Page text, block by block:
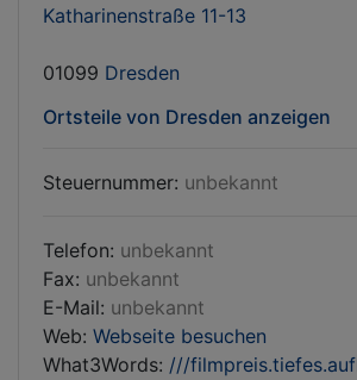
Katharinenstraße 11-13
01099 Dresden
Ortsteile von Dresden anzeigen
Steuernummer: unbekannt
Telefon: unbekannt
Fax: unbekannt
E-Mail: unbekannt
Web: Webseite besuchen
What3Words: ///